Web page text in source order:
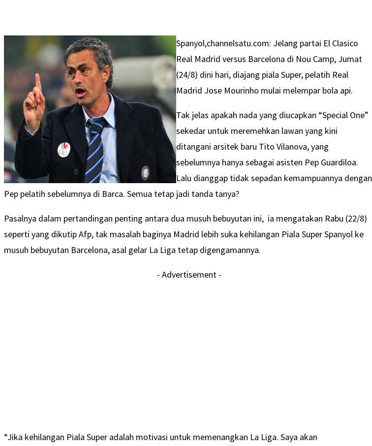
Spanyol,channelsatu.com: Jelang partai El Clasico
Real Madrid versus Barcelona di Nou Camp, Jumat
(24/8) dini hari, diajang piala Super, pelatih Real
Madrid Jose Mourinho mulai melempar bola api.
Tak jelas apakah nada yang diucapkan “Special One”
sekedar untuk meremehkan lawan yang kini
ditangani arsitek baru Tito Vilanova, yang
sebelumnya hanya sebagai asisten Pep Guardiloa.
Lalu dianggap tidak sepadan kemampuannya dengan
Pep pelatih sebelumnya di Barca. Semua tetap jadi tanda tanya?
Pasalnya dalam pertandingan penting antara dua musuh bebuyutan ini, ia mengatakan Rabu (22/8)
seperti yang dikutip Afp, tak masalah baginya Madrid lebih suka kehilangan Piala Super Spanyol ke
musuh bebuyutan Barcelona, asal gelar La Liga tetap digengamannya.
- Advertisement -
“Jika kehilangan Piala Super adalah motivasi untuk memenangkan La Liga. Saya akan